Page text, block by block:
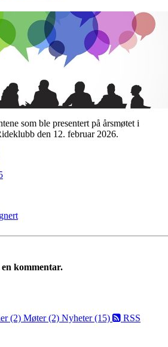
som ble presentert på årsmøtet i
den 12. februar 2026.
kommentar.
(2) Møter (2) Nyheter (15) RSS